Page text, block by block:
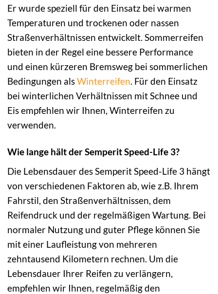
Er wurde speziell für den Einsatz bei warmen
Temperaturen und trockenen oder nassen
Straßenverhältnissen entwickelt. Sommerreifen
bieten in der Regel eine bessere Performance
und einen kürzeren Bremsweg bei sommerlichen
Bedingungen alsWinterreifen. Für den Einsatz
bei winterlichen Verhältnissen mit Schnee und
Eis empfehlen wir Ihnen, Winterreifen zu
verwenden.
Wie lange hält der Semperit Speed-Life 3?
Die Lebensdauer des Semperit Speed-Life 3 hängt
von verschiedenen Faktoren ab, wie z.B. Ihrem
Fahrstil, den Straßenverhältnissen, dem
Reifendruck und der regelmäßigen Wartung. Bei
normaler Nutzung und guter Pflege können Sie
mit einer Laufleistung von mehreren
zehntausend Kilometern rechnen. Um die
Lebensdauer Ihrer Reifen zu verlängern,
empfehlen wir Ihnen, regelmäßig den